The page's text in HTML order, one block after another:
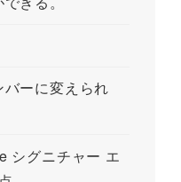
ーに変えられ
シグニチャー エ